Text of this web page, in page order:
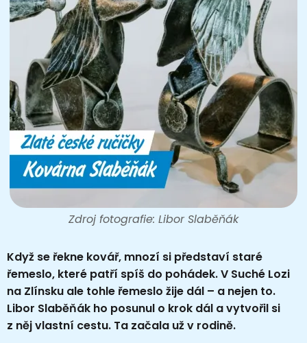
Zdroj fotografie: Libor Slaběňák
Když se řekne kovář, mnozí si představí staré
řemeslo, které patří spíš do pohádek. V Suché Lozi
na Zlínsku ale tohle řemeslo žije dál – a nejen to.
Libor Slaběňák ho posunul o krok dál a vytvořil si
z něj vlastní cestu. Ta začala už v rodině.